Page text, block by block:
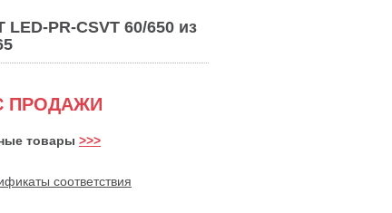
PR-CSVT 60/650 из
ПРОДАЖИ
товары >>>
соответствия